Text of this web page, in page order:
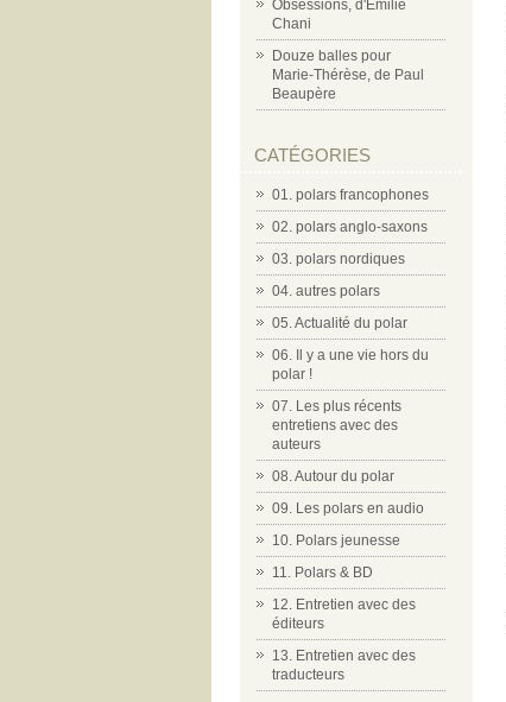
Obsessions, d'Emilie
Chani
Douze balles pour
Marie-Thérèse, de Paul
Beaupère
CATÉGORIES
01. polars francophones
02. polars anglo-saxons
03. polars nordiques
04. autres polars
05. Actualité du polar
06. Il y a une vie hors du
polar !
07. Les plus récents
entretiens avec des
auteurs
08. Autour du polar
09. Les polars en audio
10. Polars jeunesse
11. Polars & BD
12. Entretien avec des
éditeurs
13. Entretien avec des
traducteurs